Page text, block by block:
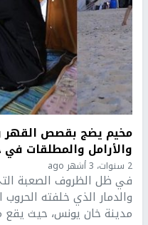
مخيم يضج بقصص القهر
والأرامل والمطلقات
2 سنوات، 3 أشهر ago
في ظل الظروف الصعبة
والدمار الذي خلفته
مدينة خان يونس، حيث يقع